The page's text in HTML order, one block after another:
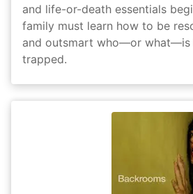
and life-or-death essentials
family must learn how to be
and outsmart who—or what—is
trapped.